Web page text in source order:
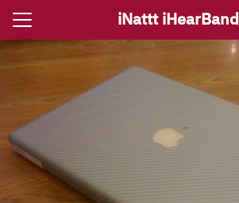
Skip
content
iNattt iHearBand
รีงานแต่ง
งานเลี้ยง
Search
for: